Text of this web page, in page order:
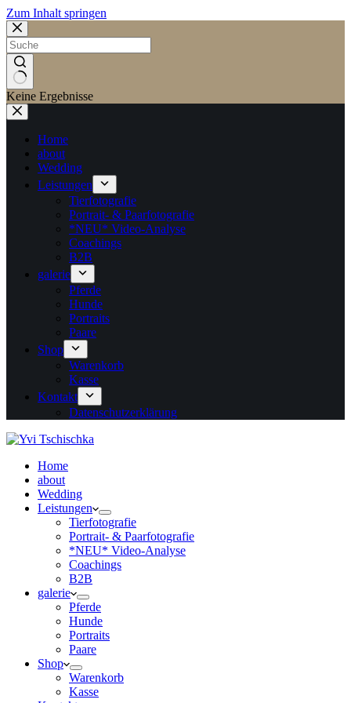
Zum Inhalt springen
Keine Ergebnisse
Home
about
Wedding
Leistungen
Tierfotografie
Portrait- & Paarfotografie
*NEU* Video-Analyse
Coachings
B2B
galerie
Pferde
Hunde
Portraits
Paare
Shop
Warenkorb
Kasse
Kontakt
Datenschutzerklärung
Home
about
Wedding
Leistungen
Tierfotografie
Portrait- & Paarfotografie
*NEU* Video-Analyse
Coachings
B2B
galerie
Pferde
Hunde
Portraits
Paare
Shop
Warenkorb
Kasse